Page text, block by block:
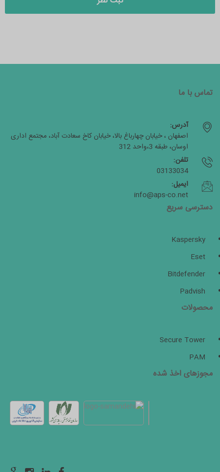
تماس با ما
آدرس:
اصفهان ، خیابان چهارباغ بالا، خیابان کاخ سعادت آباد، مجتمع اداری
اوسان، طبقه 3،واحد 312
تلفن:
03133034
ایمیل:
info@aps-co.net
دسترسی سریع
Kaspersky
Eset
Bitdefender
Padvish
محصولات
Secure Tower
PAM
مجوزهای اخذ شده